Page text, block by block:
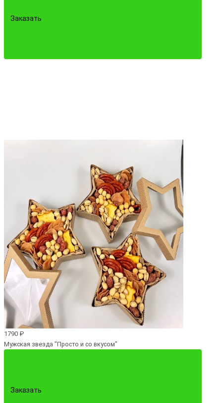
Заказать
1790 ₽
Мужская звезда "Просто и со вкусом"
Заказать